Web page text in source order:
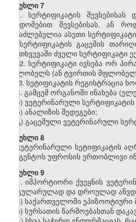
მუხლი 7
1. სერტიფიკატის
შეცდომებით შევსებისას, ან
შესაძლებელია ასეთი
იმ სერტიფიკატის გაცემის
შემთხვევაში ძველი სერტიფიკატი
2. სერტიფიკატი ივსება ორ
მფლობელს (ან ტვირთის
3. სეტიფიკატის რეგისტრაცია
4. გამცემ ორგანოში ინახება
ა) ვეტერინარული
ბ) ანალიზის შედეგები;
გ) გაცემული ვეტერინარული
მუხლი 8
ვეტერინარული სეტიფიკატის
სააგენტოს უფროსის ერთობლივი
მუხლი 9
1. იმპორტიორი ქვეყნის
რეგულარულად და დროულად
ა) საქართველოში ეპიზოოტიური
ბ) სურსათის წარმოებასთან